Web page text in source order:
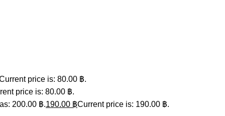
price is: 80.00 ฿.
price is: 80.00 ฿.
200.00 ฿.190.00 ฿Current price is: 190.00 ฿.